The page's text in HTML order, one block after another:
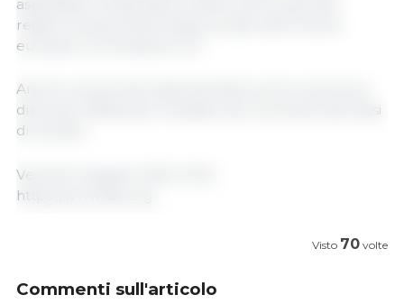
aspettative di liberazione della carne suina dal
regime di aiuti all'ammasso privato dell'Unione
europea. Commissione UE.
Anche i prezzi internazionali della carne ovina sono
diminuiti, riflettendo l'impatto dei movimenti dei tassi
di cambio...
Venerdì 3 giugno 2022 | FAO.
https://www.fao.org
Visto 70 volte
Commenti sull'articolo